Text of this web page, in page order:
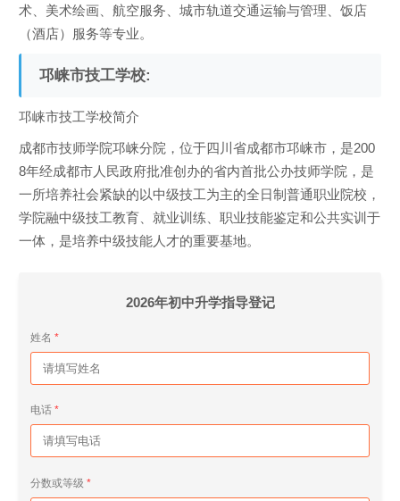
术、美术绘画、航空服务、城市轨道交通运输与管理、饭店
（酒店）服务等专业。
邛崃市技工学校:
邛崃市技工学校简介
成都市技师学院邛崃分院，位于四川省成都市邛崃市，是200
8年经成都市人民政府批准创办的省内首批公办技师学院，是
一所培养社会紧缺的以中级技工为主的全日制普通职业院校，
学院融中级技工教育、就业训练、职业技能鉴定和公共实训于
一体，是培养中级技能人才的重要基地。
2026年初中升学指导登记
姓名
电话
分数或等级